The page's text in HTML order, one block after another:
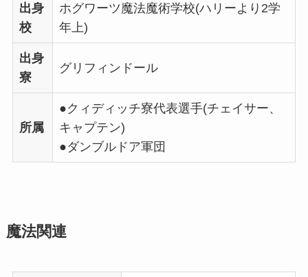
出身
校
ホグワーツ魔法魔術学校(ハリーより2学
年上)
出身
寮
グリフィンドール
所属
●クィディッチ寮代表選手(チェイサー、
キャプテン)
●ダンブルドア軍団
魔法関連